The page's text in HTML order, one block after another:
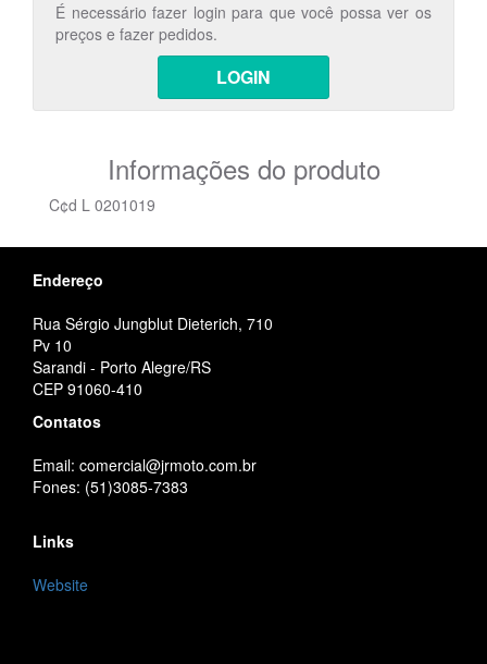
É necessário fazer login para que você possa ver os
preços e fazer pedidos.
LOGIN
Informações do produto
C¢d L 0201019
Endereço
Rua Sérgio Jungblut Dieterich, 710
Pv 10
Sarandi - Porto Alegre/RS
CEP 91060-410
Contatos
Email: comercial@jrmoto.com.br
Fones: (51)3085-7383
Links
Website